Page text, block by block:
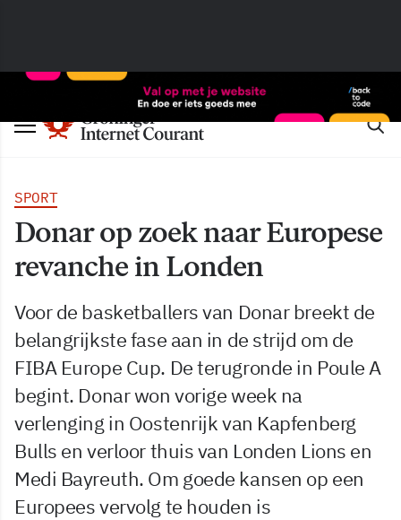
SPORT
Donar op zoek naar Europese
revanche in Londen
Voor de basketballers van Donar breekt de
belangrijkste fase aan in de strijd om de
FIBA Europe Cup. De terugronde in Poule A
begint. Donar won vorige week na
verlenging in Oostenrijk van Kapfenberg
Bulls en verloor thuis van Londen Lions en
Medi Bayreuth. Om goede kansen op een
Europees vervolg te houden is